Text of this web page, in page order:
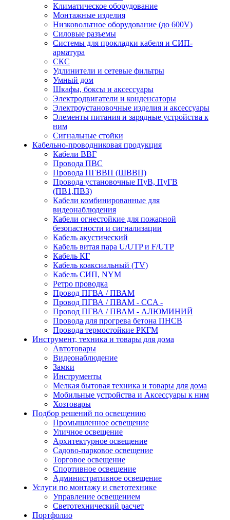
Климатическое оборудование
Монтажные изделия
Низковольтное оборудование (до 600V)
Силовые разъемы
Системы для прокладки кабеля и СИП-
арматура
СКС
Удлинители и сетевые фильтры
Умный дом
Шкафы, боксы и аксессуары
Электродвигатели и конденсаторы
Электроустановочные изделия и аксессуары
Элементы питания и зарядные устройства к
ним
Сигнальные стойки
Кабельно-проводниковая продукция
Кабели ВВГ
Провода ПВС
Провода ПГВВП (ШВВП)
Провода установочные ПуВ, ПуГВ
(ПВ1,ПВ3)
Кабели комбинированные для
видеонаблюдения
Кабели огнестойкие для пожарной
безопастности и сигнализации
Кабель акустический
Кабель витая пара U/UTP и F/UTP
Кабель КГ
Кабель коаксиальный (TV)
Кабель СИП, NYM
Ретро проводка
Провод ПГВА / ПВАМ
Провод ПГВА / ПВАМ - CCA -
Провод ПГВА / ПВАМ - АЛЮМИНИЙ
Провода для прогрева бетона ПНСВ
Провода термостойкие РКГМ
Инструмент, техника и товары для дома
Автотовары
Видеонаблюдение
Замки
Инструменты
Мелкая бытовая техника и товары для дома
Мобильные устройства и Аксессуары к ним
Хозтовары
Подбор решений по освещению
Промышленное освещение
Уличное освещение
Архитектурное освещение
Садово-парковое освещение
Торговое освещение
Спортивное освещение
Административное освещение
Услуги по монтажу и светотехнике
Управление освещением
Светотехнический расчет
Портфолио